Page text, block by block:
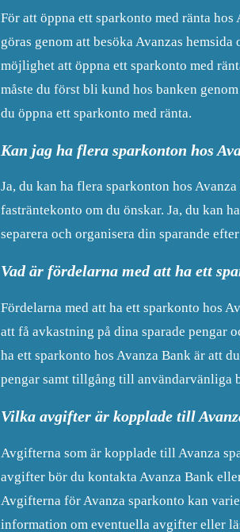
För att öppna ett sparkonto med ränta
göras genom att besöka Avanzas
möjlighet att öppna ett sparkonto med
måste du först bli kund hos banken
du öppna ett sparkonto med ränta.
Kan jag ha flera sparkonton hos
Ja, du kan ha flera sparkonton hos
fasträntekonto om du önskar. Ja, du kan
separera och organisera din sparande
Vad är fördelarna med att ha ett
Fördelarna med att ha ett sparkonto hos
att få avkastning på dina sparade pengar
ha ett sparkonto hos Avanza Bank är att
pengar samt tillgång till användarvänliga
Vilka avgifter är kopplade till
Avgifterna som är kopplade till Avanza
avgifter bör du kontakta Avanza Bank
Avgifterna för Avanza sparkonto kan
information om eventuella avgifter eller